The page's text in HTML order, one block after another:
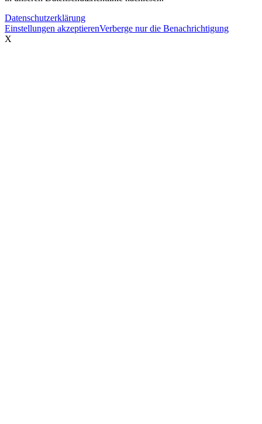
Datenschutzerklärung
Einstellungen akzeptierenVerberge nur die Benachrichtigung
X